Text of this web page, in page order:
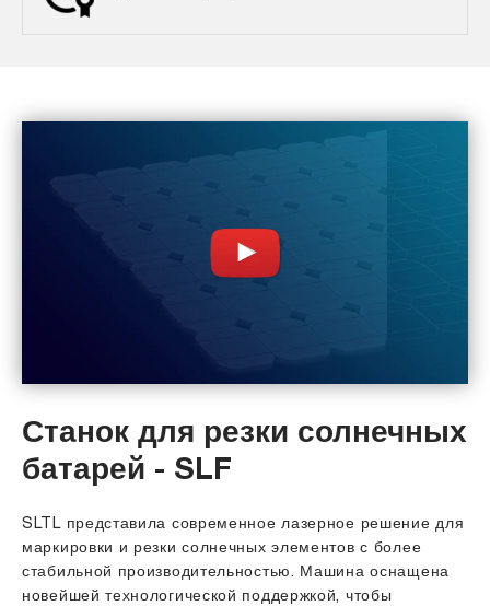
Станок для резки солнечных
батарей - SLF
SLTL представила современное лазерное решение для
маркировки и резки солнечных элементов с более
стабильной производительностью. Машина оснащена
новейшей технологической поддержкой, чтобы